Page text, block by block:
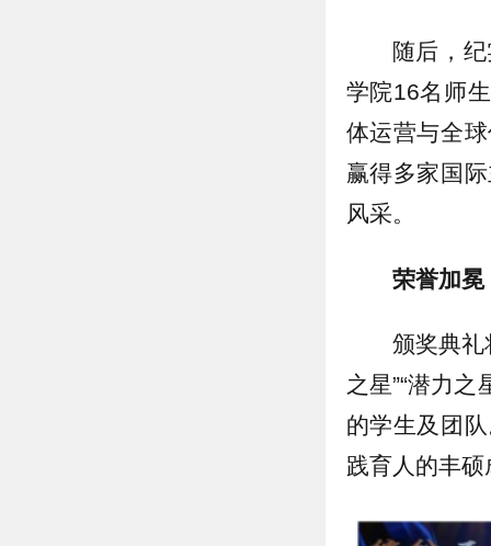
随后，
学院16名师
体运营与全
赢得多家国
风采。
荣誉加冕
颁奖典礼
之星”“潜力
的学生及团
践育人的丰硕